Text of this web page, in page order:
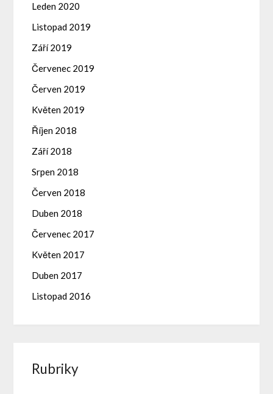
Leden 2020
Listopad 2019
Září 2019
Červenec 2019
Červen 2019
Květen 2019
Říjen 2018
Září 2018
Srpen 2018
Červen 2018
Duben 2018
Červenec 2017
Květen 2017
Duben 2017
Listopad 2016
Rubriky